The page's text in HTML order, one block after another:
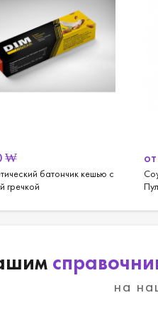
₩
батончик кешью с
гречкой
от
на